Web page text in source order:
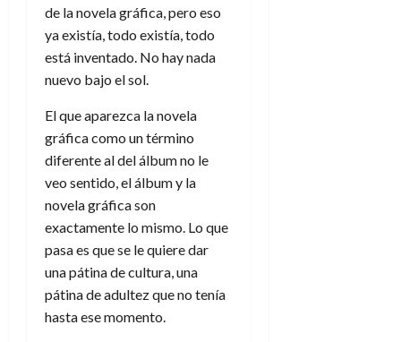
de la novela gráfica, pero eso
ya existía, todo existía, todo
está inventado. No hay nada
nuevo bajo el sol.
El que aparezca la novela
gráfica como un término
diferente al del álbum no le
veo sentido, el álbum y la
novela gráfica son
exactamente lo mismo. Lo que
pasa es que se le quiere dar
una pátina de cultura, una
pátina de adultez que no tenía
hasta ese momento.